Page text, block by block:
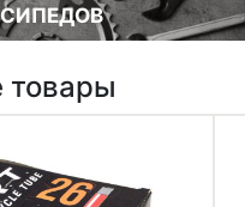
товары